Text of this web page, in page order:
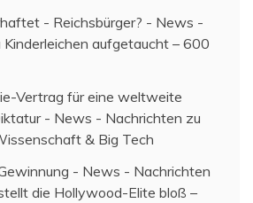
- Reichsbürger? - News -
Kinderleichen aufgetaucht – 600
Vertrag für eine weltweite
- News - Nachrichten zu
& Big Tech
- News - Nachrichten
die Hollywood-Elite bloß –